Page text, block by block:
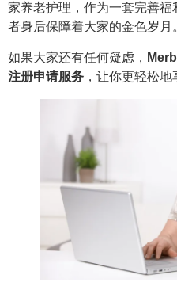
家养老护理，作为一套完善
者身后保障着大家的金色岁月
如果大家还有任何疑虑，
注册申请服务 ，让你更轻松